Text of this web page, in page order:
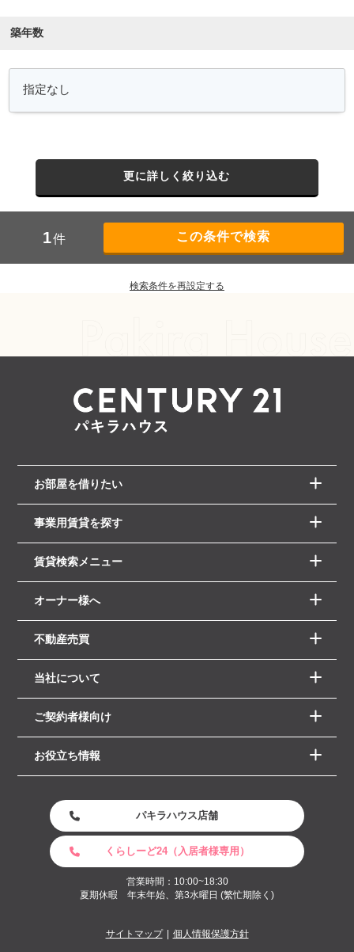
築年数
更に詳しく絞り込む
1件
検索条件を再設定する
お部屋を借りたい
事業用賃貸を探す
賃貸検索メニュー
オーナー様へ
不動産売買
当社について
ご契約者様向け
お役立ち情報
パキラハウス店舗
くらしーど24（入居者様専用）
営業時間：10:00~18:30
夏期休暇 年末年始、第3水曜日 (繁忙期除く)
サイトマップ 個人情報保護方針